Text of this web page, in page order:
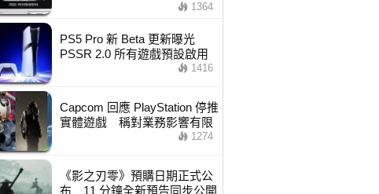
1364
PS5 Pro 新 Beta 更新曝光
PSSR 2.0 所有遊戲預設啟用
1416
Capcom 回應 PlayStation 停推
實體遊戲 稱對業務影響有限
1274
《影之刃零》預購日期正式公
布 11 分鐘全新預告同步公開